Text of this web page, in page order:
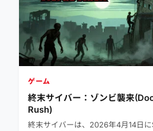
ゲーム
終末サイバー：ゾンビ襲来
Rush)
終末サイバーは、2026年4月14日